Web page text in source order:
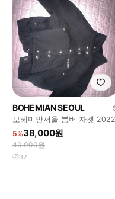
BOHEMIAN SEOUL
보헤미안서울 봄버 자켓 2022
5%38,000원
40,000원
12